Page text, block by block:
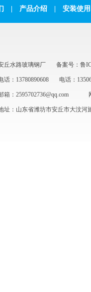
产品介绍 安装使用
丘水路玻璃钢厂 备案号：鲁
话：13780890608 电话：
箱：2595702736@qq.com
址：山东省潍坊市安丘市大汶河